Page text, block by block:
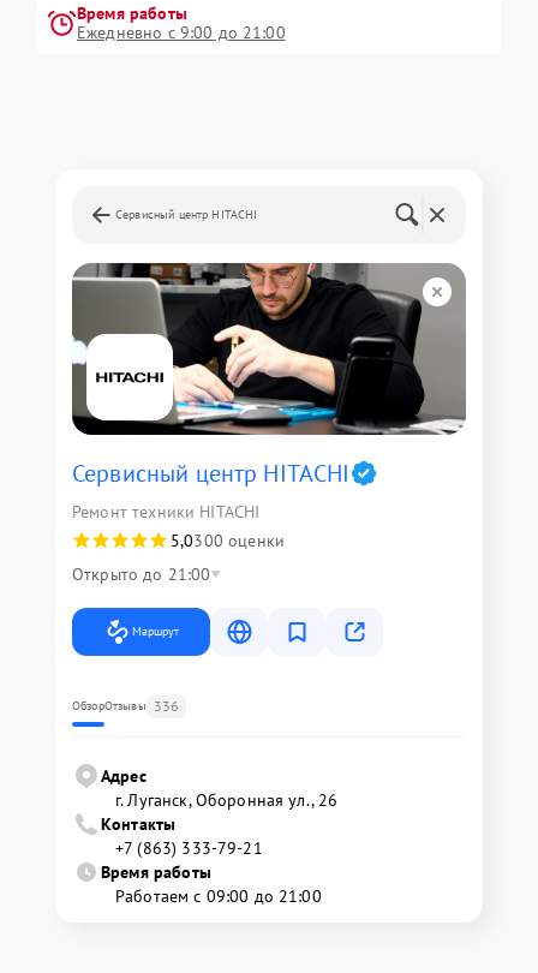
Время работы
Ежедневно с 9:00 до 21:00
Сервисный центр HITACHI
Сервисный центр HITACHI
Ремонт техники HITACHI
5,0300 оценки
Открыто до 21:00
Маршрут
ОбзорОтзывы 336
Адрес
г. Луганск, Оборонная ул., 26
Контакты
+7 (863) 333-79-21
Время работы
Работаем с 09:00 до 21:00